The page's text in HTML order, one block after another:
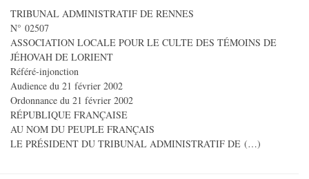
TRIBUNAL ADMINISTRATIF DE RENNES
N° 02507
ASSOCIATION LOCALE POUR LE CULTE DES TÉMOINS DE
JÉHOVAH DE LORIENT
Référé-injonction
Audience du 21 février 2002
Ordonnance du 21 février 2002
RÉPUBLIQUE FRANÇAISE
AU NOM DU PEUPLE FRANÇAIS
LE PRÉSIDENT DU TRIBUNAL ADMINISTRATIF DE (…)